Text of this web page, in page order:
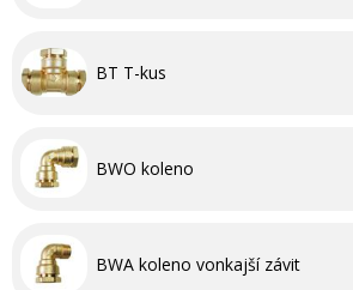
BT T-kus
BWO koleno
BWA koleno vonkajší závit